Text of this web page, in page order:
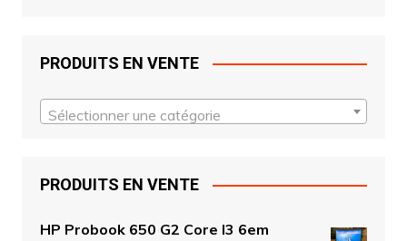
PRODUITS EN VENTE
Sélectionner une catégorie
PRODUITS EN VENTE
HP Probook 650 G2 Core I3 6em